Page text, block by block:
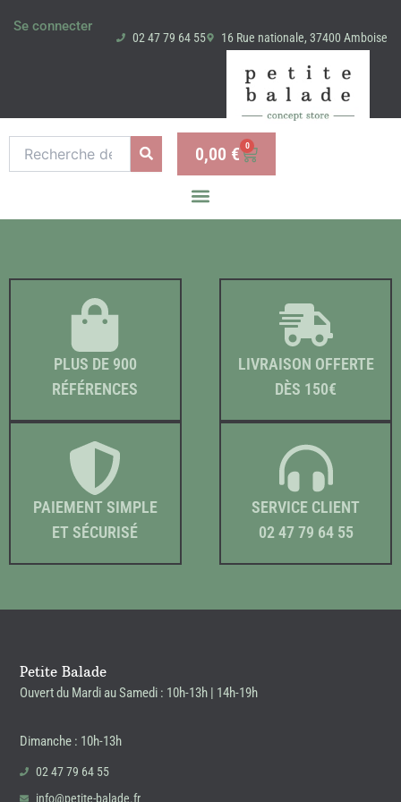
Se connecter
02 47 79 64 55 16 Rue nationale, 37400 Amboise
pour :
0,00 € 0
Panier
PLUS DE 900
RÉFÉRENCES
LIVRAISON OFFERTE
DÈS 150€
PAIEMENT SIMPLE
ET SÉCURISÉ
SERVICE CLIENT
02 47 79 64 55
Petite Balade
Ouvert du Mardi au Samedi : 10h-13h | 14h-19h
Dimanche : 10h-13h
02 47 79 64 55
info@petite-balade.fr